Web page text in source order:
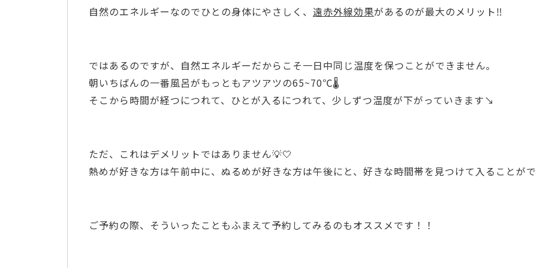
自然のエネルギーなのでひとの身体にやさしく、 遠赤外線効果があるのが最大のメリット‼️
ではあるのですが、自然エネルギーだからこそ一日中同じ温度を保つことができません｡
朝いちばんの一番風呂がもっともアツアツの65~70℃🌡
そこから時間が経つにつれて、ひとが入るにつれて、少しずつ温度が下がっていきます↘
ただ、これはデメリットではありません💡🤍
熱めが好きな方は午前中に、ぬるめが好きな方は午後にと、好きな時間帯を見つけて入ることが
ご予約の際、そういったこともふまえて予約してみるのもオススメです！！